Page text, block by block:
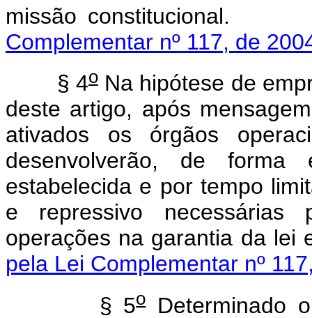
missão
Complementar nº 117, de
§ 4oNa hipótese de
deste artigo, após
ativados os órgãos
desenvolverão, de forma
estabelecida e por tempo
e repressivo
operações na
pela Lei Complementar nº
§ 5oDeterminado